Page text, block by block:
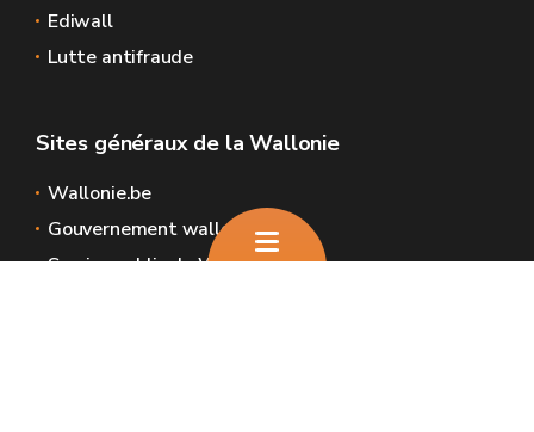
Ediwall
Lutte antifraude
Sites généraux de la Wallonie
Wallonie.be
Gouvernement wallon
Service public de Wallonie